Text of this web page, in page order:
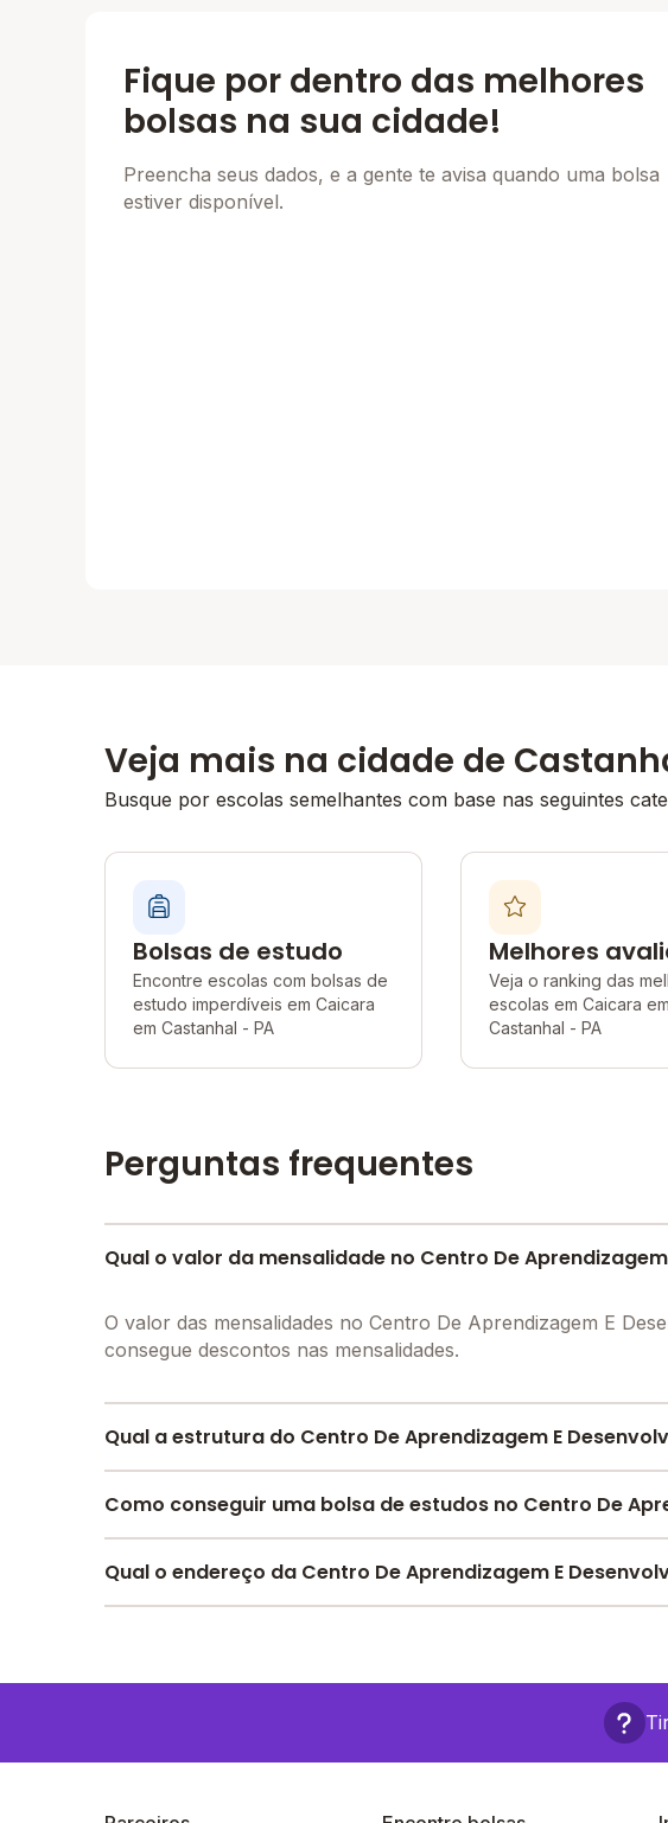
Fique por dentro das melhores
bolsas na sua cidade!
Preencha seus dados, e a gente te avisa quando uma bolsa
estiver disponível.
Veja mais na cidade de
Busque por escolas semelhantes com base nas seguintes
Bolsas de estudo
Encontre escolas com bolsas de
estudo imperdíveis em Caicara
em Castanhal - PA
Melhores
Veja o ranking das
escolas em Caicara em
Castanhal - PA
Perguntas frequentes
Qual o valor da mensalidade no Centro De
O valor das mensalidades no Centro De Aprendizagem E
consegue descontos nas mensalidades.
Qual a estrutura do Centro De Aprendizagem E
O Centro De Aprendizagem E Desenvolvimento Percepcao
Como conseguir uma bolsa de estudos no Centro De
Pesquise bolsas disponíveis no Melhor Escola e encontre o
Qual o endereço da Centro De Aprendizagem E